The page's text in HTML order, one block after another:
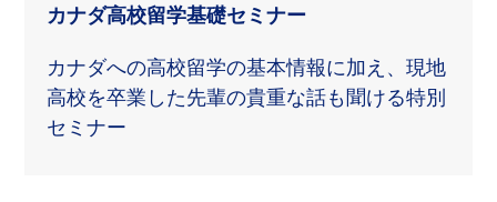
カナダ高校留学基礎セミナー
カナダへの高校留学の基本情報に加え、現地
高校を卒業した先輩の貴重な話も聞ける特別
セミナー